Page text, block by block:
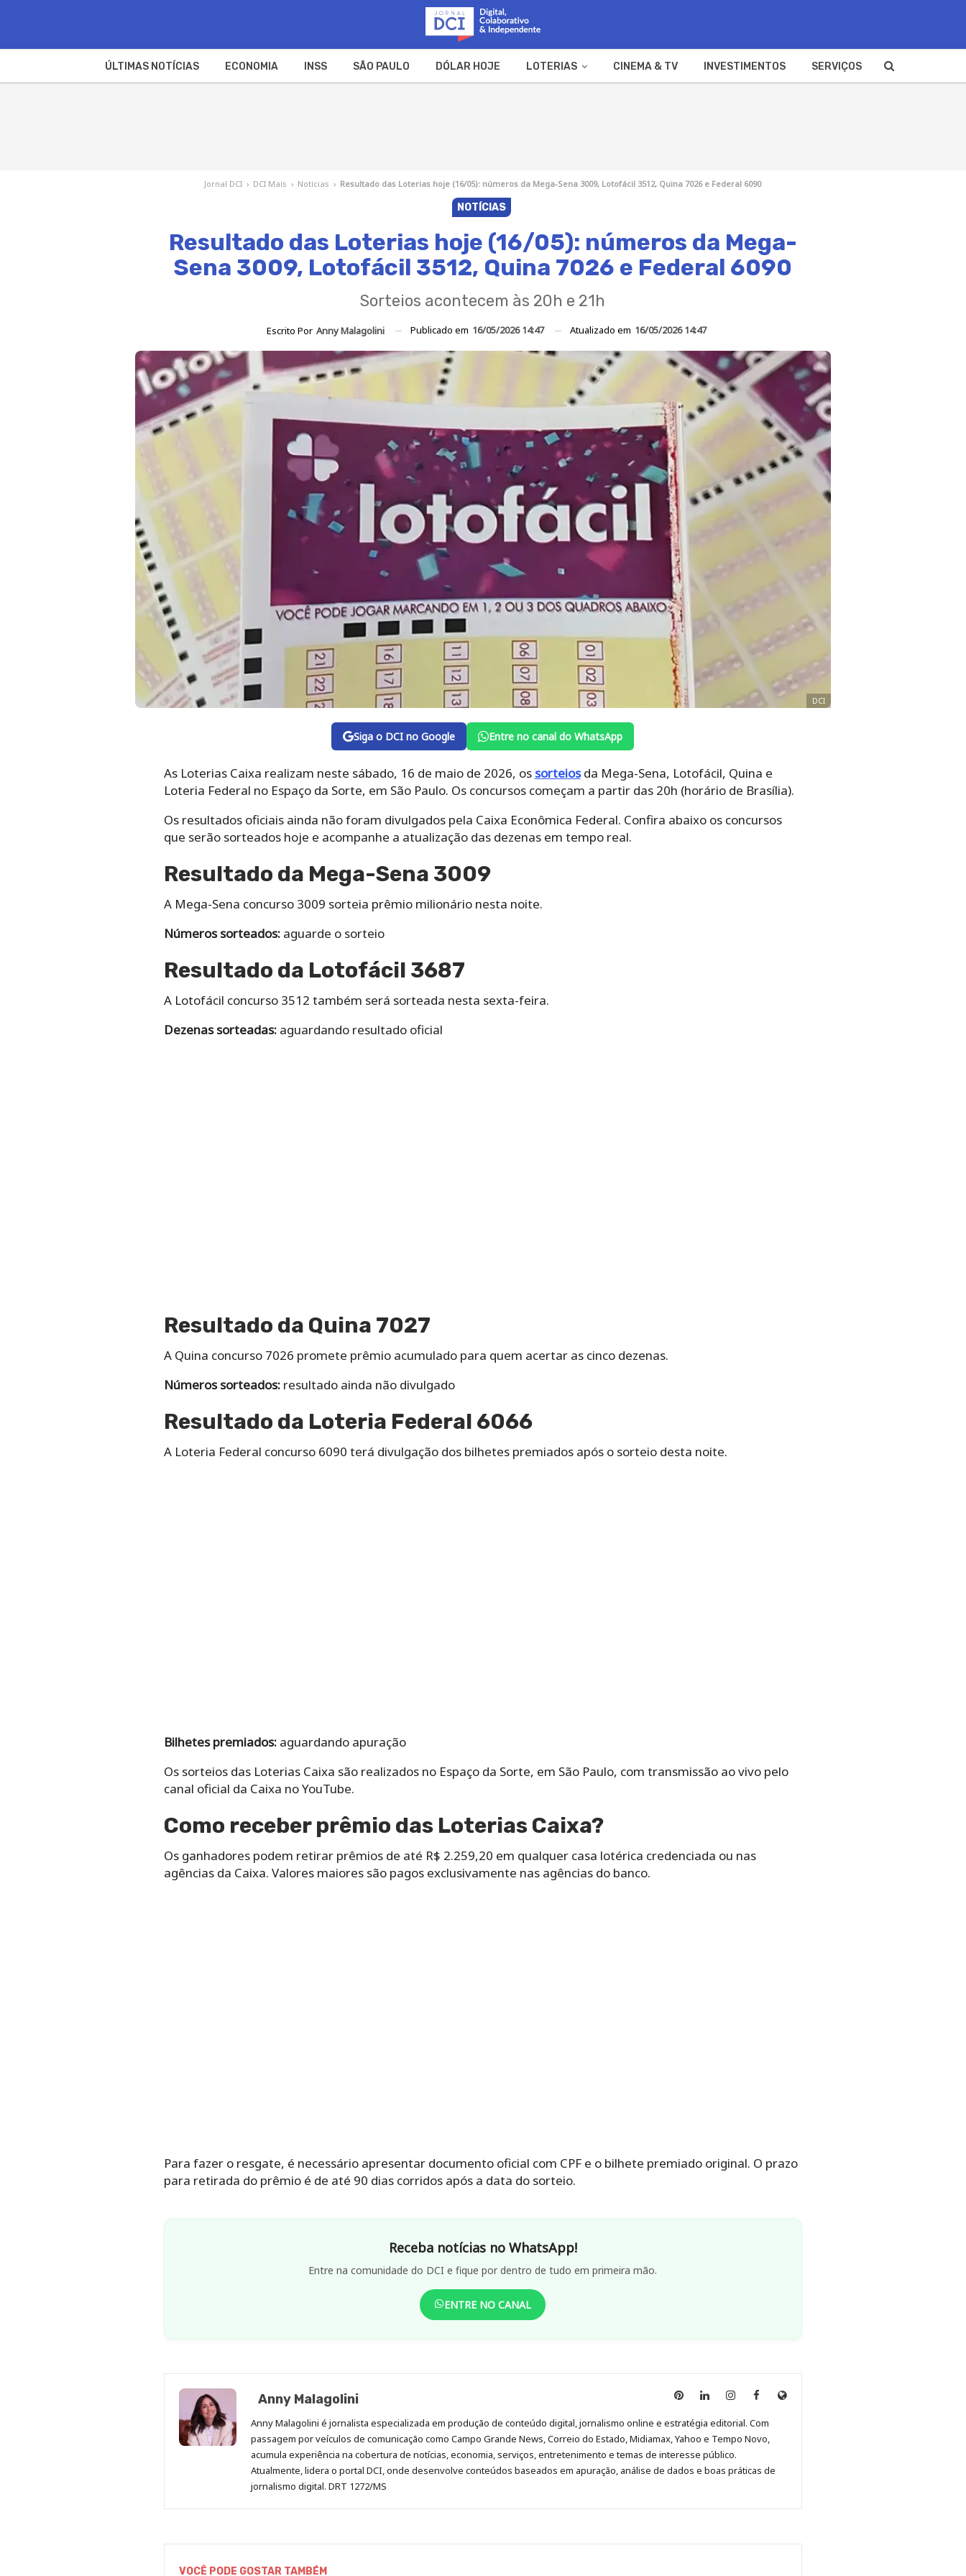
ÚLTIMAS NOTÍCIAS ECONOMIA INSS SÃO PAULO DÓLAR HOJE LOTERIAS CINEMA & TV INVESTIMENTOS SERVIÇOS
Jornal DCI › DCI Mais › Notícias › Resultado das Loterias hoje (16/05): números da Mega-Sena 3009, Lotofácil 3512, Quina 7026 e Federal 6090
NOTÍCIAS
Resultado das Loterias hoje (16/05): números da Mega-
Sena 3009, Lotofácil 3512, Quina 7026 e Federal 6090
Sorteios acontecem às 20h e 21h
Escrito Por Anny Malagolini Publicado em 16/05/2026 14:47 Atualizado em 16/05/2026 14:47
DCI
Siga o DCI no Google Entre no canal do WhatsApp
As Loterias Caixa realizam neste sábado, 16 de maio de 2026, os sorteiosda Mega-Sena, Lotofácil, Quina e
Loteria Federal no Espaço da Sorte, em São Paulo. Os concursos começam a partir das 20h (horário de Brasília).
Os resultados oficiais ainda não foram divulgados pela Caixa Econômica Federal. Confira abaixo os concursos
que serão sorteados hoje e acompanhe a atualização das dezenas em tempo real.
Resultado da Mega-Sena 3009
A Mega-Sena concurso 3009 sorteia prêmio milionário nesta noite.
Números sorteados:aguarde o sorteio
Resultado da Lotofácil 3687
A Lotofácil concurso 3512 também será sorteada nesta sexta-feira.
Dezenas sorteadas:aguardando resultado oficial
Resultado da Quina 7027
A Quina concurso 7026 promete prêmio acumulado para quem acertar as cinco dezenas.
Números sorteados:resultado ainda não divulgado
Resultado da Loteria Federal 6066
A Loteria Federal concurso 6090 terá divulgação dos bilhetes premiados após o sorteio desta noite.
Bilhetes premiados:aguardando apuração
Os sorteios das Loterias Caixa são realizados no Espaço da Sorte, em São Paulo, com transmissão ao vivo pelo
canal oficial da Caixa no YouTube.
Como receber prêmio das Loterias Caixa?
Os ganhadores podem retirar prêmios de até R$ 2.259,20 em qualquer casa lotérica credenciada ou nas
agências da Caixa. Valores maiores são pagos exclusivamente nas agências do banco.
Para fazer o resgate, é necessário apresentar documento oficial com CPF e o bilhete premiado original. O prazo
para retirada do prêmio é de até 90 dias corridos após a data do sorteio.
Receba notícias no WhatsApp!
Entre na comunidade do DCI e fique por dentro de tudo em primeira mão.
ENTRE NO CANAL
Anny Malagolini
Anny
no
Pinterest
Anny
no
LinkedIn
Anny
no
Instagram
Anny
no
Facebook
Site
Anny Malagolini é jornalista especializada em produção de conteúdo digital, jornalismo online e estratégia editorial. Com
passagem por veículos de comunicação como Campo Grande News, Correio do Estado, Midiamax, Yahoo e Tempo Novo,
acumula experiência na cobertura de notícias, economia, serviços, entretenimento e temas de interesse público.
Atualmente, lidera o portal DCI, onde desenvolve conteúdos baseados em apuração, análise de dados e boas práticas de
jornalismo digital. DRT 1272/MS
VOCÊ PODE GOSTAR TAMBÉM